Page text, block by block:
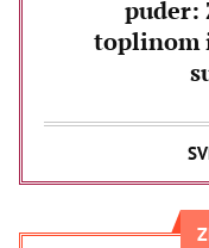
puder:
toplinom